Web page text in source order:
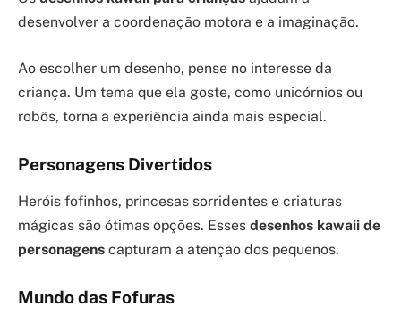
desenvolver a coordenação motora e a imaginação.
Ao escolher um desenho, pense no interesse da
criança. Um tema que ela goste, como unicórnios ou
robôs, torna a experiência ainda mais especial.
Personagens Divertidos
Heróis fofinhos, princesas sorridentes e criaturas
mágicas são ótimas opções. Esses desenhos kawaii de
personagens capturam a atenção dos pequenos.
Mundo das Fofuras